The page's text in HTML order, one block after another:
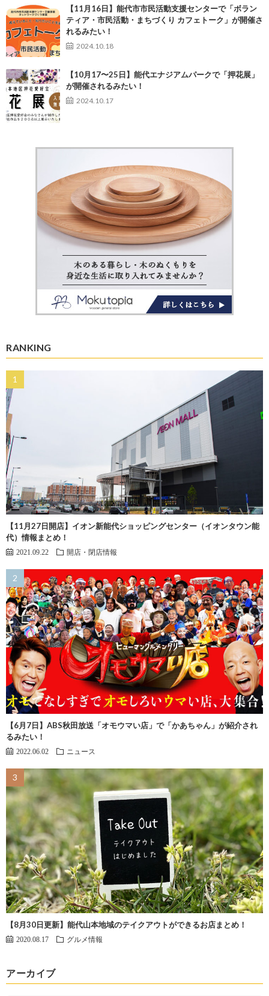
【11月16日】能代市市民活動支援センターで「ボラン
ティア・市民活動・まちづくり カフェトーク」が開催さ
れるみたい！
2024.10.18
【10月17〜25日】能代エナジアムパークで「押花展」
が開催されるみたい！
2024.10.17
RANKING
【11月27日開店】イオン新能代ショッピングセンター（イオンタウン能
代）情報まとめ！
2021.09.22 開店・閉店情報
【6月7日】ABS秋田放送「オモウマい店」で「かあちゃん」が紹介され
るみたい！
2022.06.02 ニュース
【8月30日更新】能代山本地域のテイクアウトができるお店まとめ！
2020.08.17 グルメ情報
アーカイブ